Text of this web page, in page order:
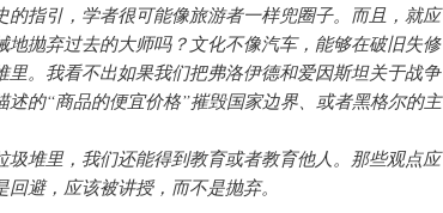
的指引，学者很可能像旅游者一样兜圈子。而且，就应
地抛弃过去的大师吗？文化不像汽车，能够在破旧失修
里。我看不出如果我们把弗洛伊德和爱因斯坦关于战争
述的“商品的便宜价格”摧毁国家边界、或者黑格尔的主
圾堆里，我们还能得到教育或者教育他人。那些观点应
避，应该被讲授，而不是抛弃。